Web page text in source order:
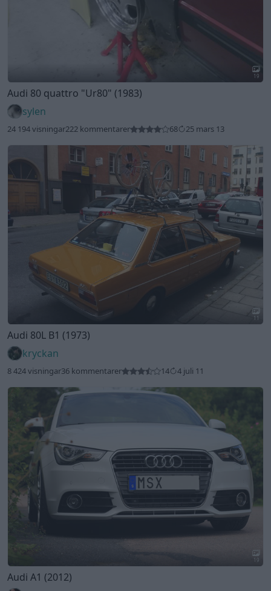
19
Audi 80 quattro "Ur80" (1983)
sylen
24 194 visningar222 kommentarer 68 25 mars 13
11
Audi 80L B1 (1973)
kryckan
8 424 visningar36 kommentarer 14 4 juli 11
19
Audi A1 (2012)